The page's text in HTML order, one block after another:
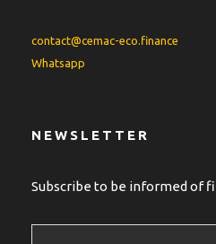
contact@cemac-eco.finance
Whatsapp
NEWSLETTER
Subscribe to be informed of